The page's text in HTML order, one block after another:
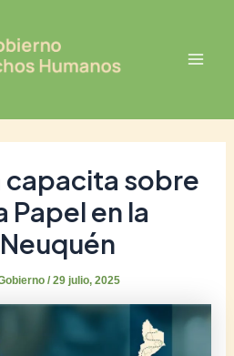
capacita sobre
Papel en la
/29 julio, 2025